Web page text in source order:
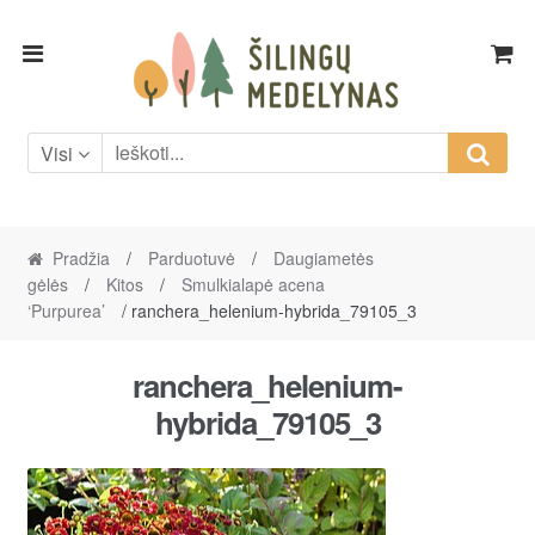
Skip
Skip
Visi
Pradžia / Parduotuvė /
Daugiametės
gėlės
/ Kitos /
Smulkialapė acena
‘Purpurea’
/ ranchera_helenium-hybrida_79105_3
ranchera_helenium-
hybrida_79105_3